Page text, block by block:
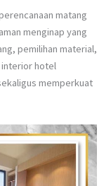
matang
menginap yang
pemilihan material,
interior hotel
memperkuat